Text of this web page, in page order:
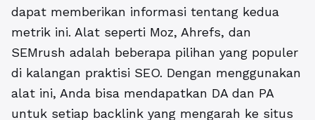
dapat memberikan informasi tentang kedua
metrik ini. Alat seperti Moz, Ahrefs, dan
SEMrush adalah beberapa pilihan yang populer
di kalangan praktisi SEO. Dengan menggunakan
alat ini, Anda bisa mendapatkan DA dan PA
untuk setiap backlink yang mengarah ke situs